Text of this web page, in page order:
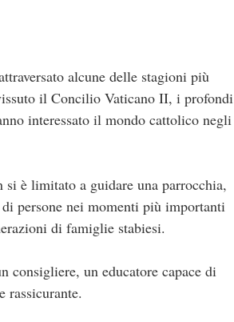
alcune delle stagioni più
il Concilio Vaticano II, i profondi
interessato il mondo cattolico negli
si è limitato a guidare una parrocchia,
persone nei momenti più importanti
di famiglie stabiesi.
consigliere, un educatore capace di
rassicurante.